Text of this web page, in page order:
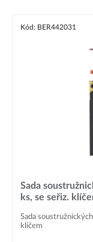
Kód: BER442031
Sada
ks, se seřiz.
Sada
klíčem